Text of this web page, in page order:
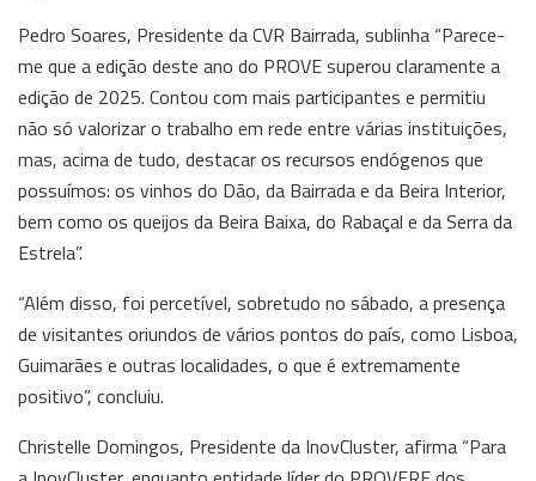
Pedro Soares, Presidente da CVR Bairrada, sublinha “Parece-
me que a edição deste ano do PROVE superou claramente a
edição de 2025. Contou com mais participantes e permitiu
não só valorizar o trabalho em rede entre várias instituições,
mas, acima de tudo, destacar os recursos endógenos que
possuímos: os vinhos do Dão, da Bairrada e da Beira Interior,
bem como os queijos da Beira Baixa, do Rabaçal e da Serra da
Estrela”.
“Além disso, foi percetível, sobretudo no sábado, a presença
de visitantes oriundos de vários pontos do país, como Lisboa,
Guimarães e outras localidades, o que é extremamente
positivo”, concluiu.
Christelle Domingos, Presidente da InovCluster, afirma “Para